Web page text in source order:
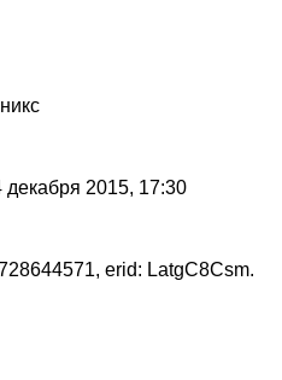
декабря 2015, 17:30
erid: LatgC8Csm.